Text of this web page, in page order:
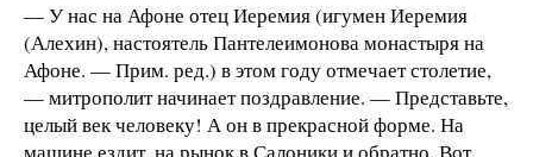
— У нас на Афоне отец Иеремия (игумен Иеремия
(Алехин), настоятель Пантелеимонова монастыря на
Афоне. — Прим. ред.) в этом году отмечает столетие,
— митрополит начинает поздравление. — Представьте,
целый век человеку! А он в прекрасной форме. На